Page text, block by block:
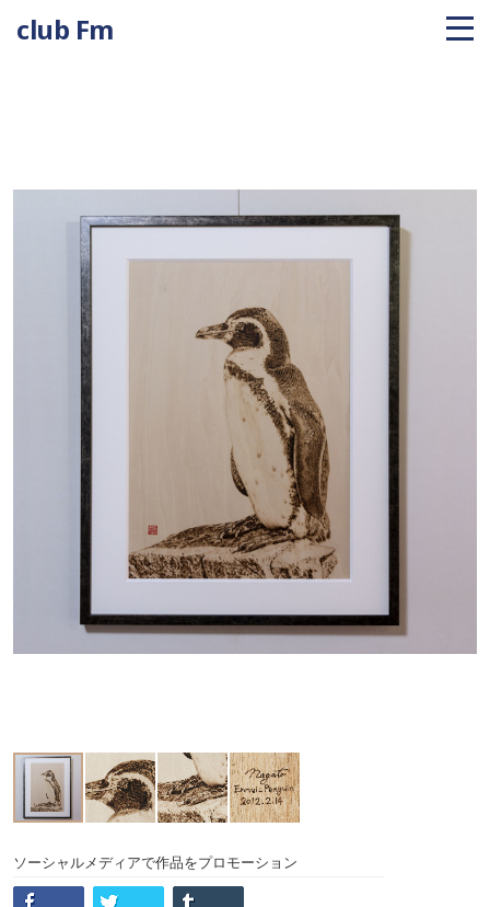
club Fm
ソーシャルメディアで作品をプロモーション